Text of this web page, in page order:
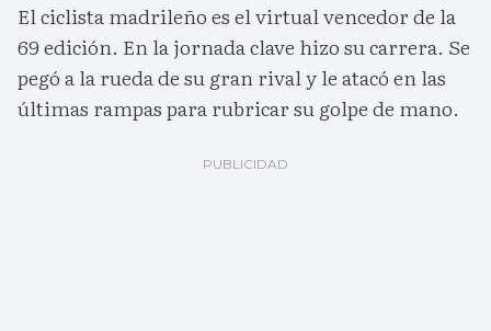
El ciclista madrileño es el virtual vencedor de la
69 edición. En la jornada clave hizo su carrera. Se
pegó a la rueda de su gran rival y le atacó en las
últimas rampas para rubricar su golpe de mano.